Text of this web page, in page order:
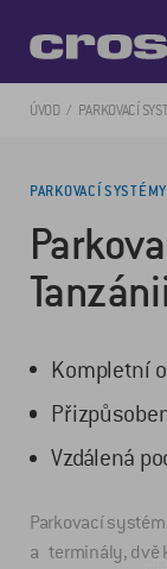
ÚVOD PARKOVACÍ
PARKOVACÍ SYSTÉMY
Kompletní
Vzdálená
Parkovací
a terminály, dvě